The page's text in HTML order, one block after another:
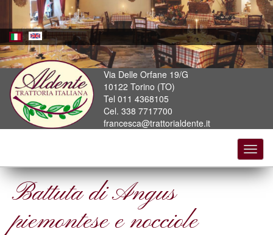
Skip
main
content
Via Delle Orfane 19/G
10122 Torino (TO)
Tel 011 4368105
Cel. 338 7717700
francesca@trattorialdente.it
Battuta di Angus
piemontese e nocciole